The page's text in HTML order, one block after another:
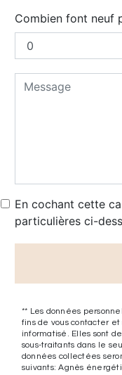
Combien font neuf
En cochant cette
particulières ci-
** Les données
fins de vous contacter
informatisé. Elles sont
sous-traitants dans le
données collectées
suivants: Agnès